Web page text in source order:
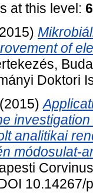
at this level:
of
Doktori
(2015)
analitikai
módosulat-
10.14267/